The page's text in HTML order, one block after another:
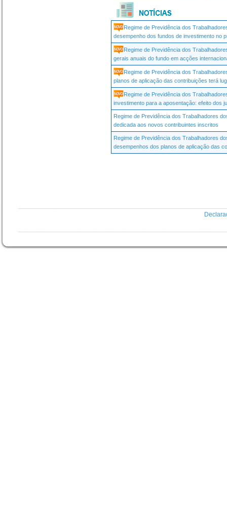
Regime de Previdência dos
desempenho dos fundos de investimento no
Regime de Previdência dos
gerais anuais do fundo em acções
Regime de Previdência dos
planos de aplicação das contribuições terá
Regime de Previdência dos
investimento para a aposentação: efeito dos
Regime de Previdência dos Trabalhadores
dedicada aos novos contribuintes inscritos
Regime de Previdência dos Trabalhadores
desempenhos dos planos de aplicação das